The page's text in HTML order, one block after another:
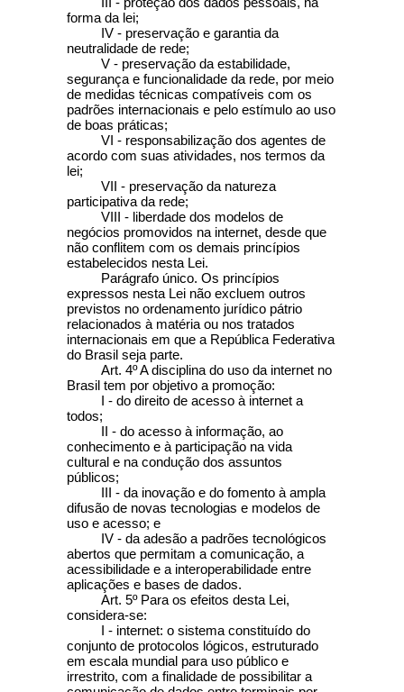
forma da lei;
IV - preservação e garantia da
neutralidade de rede;
V - preservação da estabilidade,
segurança e funcionalidade da rede, por meio
de medidas técnicas compatíveis com os
padrões internacionais e pelo estímulo ao uso
de boas práticas;
VI - responsabilização dos agentes de
acordo com suas atividades, nos termos da
lei;
VII - preservação da natureza
participativa da rede;
VIII - liberdade dos modelos de
negócios promovidos na internet, desde que
não conflitem com os demais princípios
estabelecidos nesta Lei.
Parágrafo único. Os princípios
expressos nesta Lei não excluem outros
previstos no ordenamento jurídico pátrio
relacionados à matéria ou nos tratados
internacionais em que a República Federativa
do Brasil seja parte.
Art. 4º A disciplina do uso da internet no
Brasil tem por objetivo a promoção:
I - do direito de acesso à internet a
todos;
II - do acesso à informação, ao
conhecimento e à participação na vida
cultural e na condução dos assuntos
públicos;
III - da inovação e do fomento à ampla
difusão de novas tecnologias e modelos de
uso e acesso; e
IV - da adesão a padrões tecnológicos
abertos que permitam a comunicação, a
acessibilidade e a interoperabilidade entre
aplicações e bases de dados.
Art. 5º Para os efeitos desta Lei,
considera-se:
I - internet: o sistema constituído do
conjunto de protocolos lógicos, estruturado
em escala mundial para uso público e
irrestrito, com a finalidade de possibilitar a